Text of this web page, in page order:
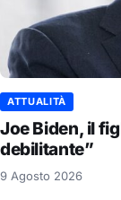
ATTUALITÀ
Joe Biden, il
debilitante”
9 Agosto 2026